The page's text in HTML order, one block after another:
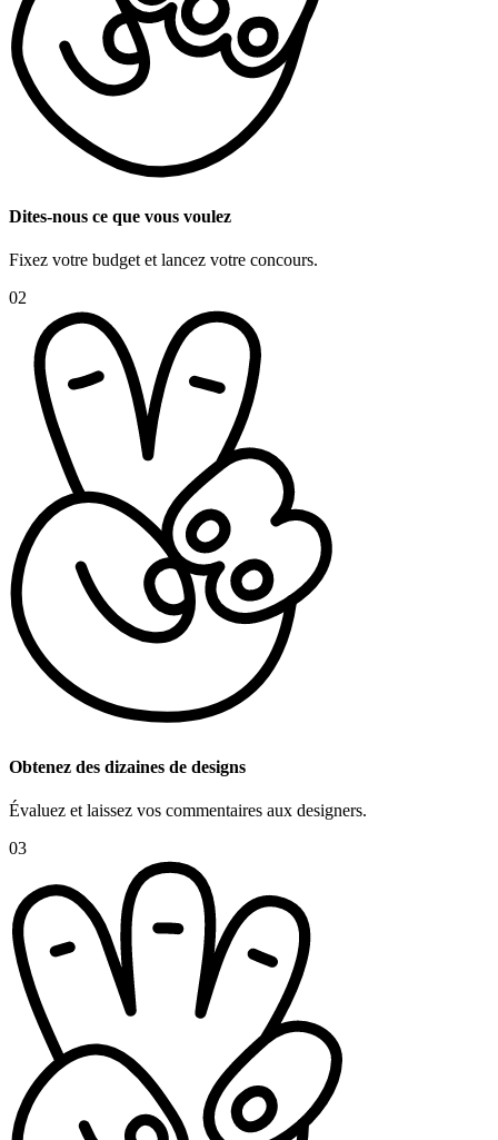
Dites-nous ce que vous voulez
Fixez votre budget et lancez votre concours.
02
Obtenez des dizaines de designs
Évaluez et laissez vos commentaires aux designers.
03